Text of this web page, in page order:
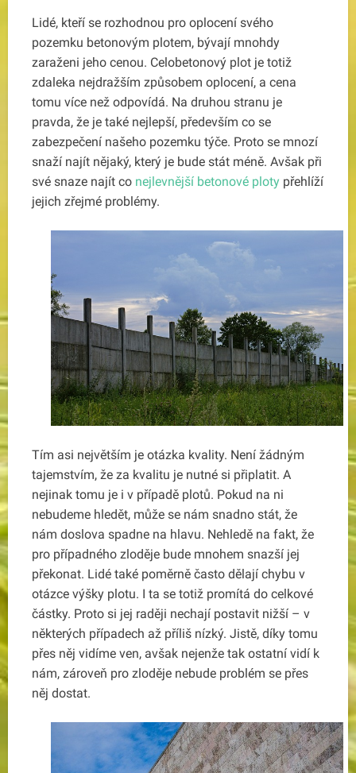
Lidé, kteří se rozhodnou pro oplocení svého
pozemku betonovým plotem, bývají mnohdy
zaraženi jeho cenou. Celobetonový plot je totiž
zdaleka nejdražším způsobem oplocení, a cena
tomu více než odpovídá. Na druhou stranu je
pravda, že je také nejlepší, především co se
zabezpečení našeho pozemku týče. Proto se mnozí
snaží najít nějaký, který je bude stát méně. Avšak při
své snaze najít co nejlevnější betonové ploty přehlíží
jejich zřejmé problémy.
Tím asi největším je otázka kvality. Není žádným
tajemstvím, že za kvalitu je nutné si připlatit. A
nejinak tomu je i v případě plotů. Pokud na ni
nebudeme hledět, může se nám snadno stát, že
nám doslova spadne na hlavu. Nehledě na fakt, že
pro případného zloděje bude mnohem snazší jej
překonat. Lidé také poměrně často dělají chybu v
otázce výšky plotu. I ta se totiž promítá do celkové
částky. Proto si jej raději nechají postavit nižší – v
některých případech až příliš nízký. Jistě, díky tomu
přes něj vidíme ven, avšak nejenže tak ostatní vidí k
nám, zároveň pro zloděje nebude problém se přes
něj dostat.